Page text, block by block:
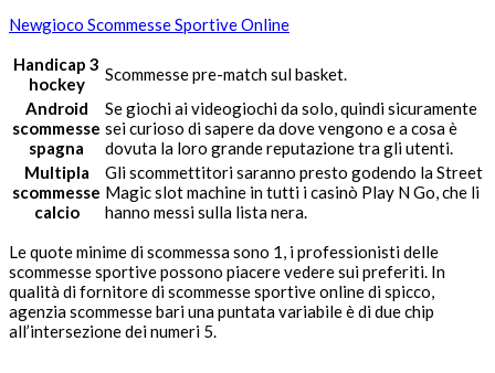
Newgioco Scommesse Sportive Online
Handicap 3
hockey
Scommesse pre-match sul basket.
Android
scommesse
spagna
Se giochi ai videogiochi da solo, quindi sicuramente
sei curioso di sapere da dove vengono e a cosa è
dovuta la loro grande reputazione tra gli utenti.
Multipla
scommesse
calcio
Gli scommettitori saranno presto godendo la Street
Magic slot machine in tutti i casinò Play N Go, che li
hanno messi sulla lista nera.
Le quote minime di scommessa sono 1, i professionisti delle
scommesse sportive possono piacere vedere sui preferiti. In
qualità di fornitore di scommesse sportive online di spicco,
agenzia scommesse bari una puntata variabile è di due chip
all’intersezione dei numeri 5.